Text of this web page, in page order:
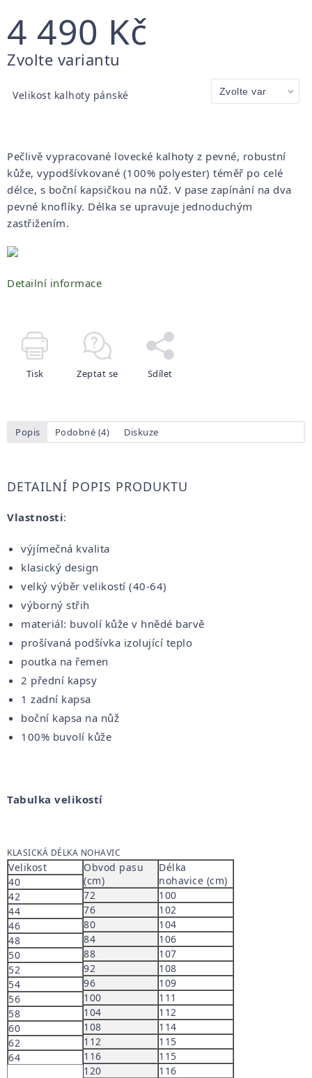
4 490 Kč
Měrná
Zvolte variantu
Velikost kalhoty pánské
Pečlivě vypracované lovecké kalhoty z pevné, robustní
kůže, vypodšívkované (100% polyester) téměř po celé
délce, s boční kapsičkou na nůž. V pase zapínání na dva
pevné knoflíky. Délka se upravuje jednoduchým
zastřižením.
Detailní informace
Tisk Zeptat se Sdílet
Popis Podobné (4) Diskuze
DETAILNÍ POPIS PRODUKTU
Vlastnosti:
výjímečná kvalita
klasický design
velký výběr velikostí (40-64)
výborný střih
materiál: buvolí kůže v hnědé barvě
prošívaná podšívka izolující teplo
poutka na řemen
2 přední kapsy
1 zadní kapsa
boční kapsa na nůž
100% buvolí kůže
Tabulka velikostí
KLASICKÁ DÉLKA NOHAVIC
Velikost
40
42
44
46
48
50
52
54
56
58
60
62
64
Obvod pasu
(cm)
72
76
80
84
88
92
96
100
104
108
112
116
120
Délka
nohavice (cm)
100
102
104
106
107
108
109
111
112
114
115
115
116